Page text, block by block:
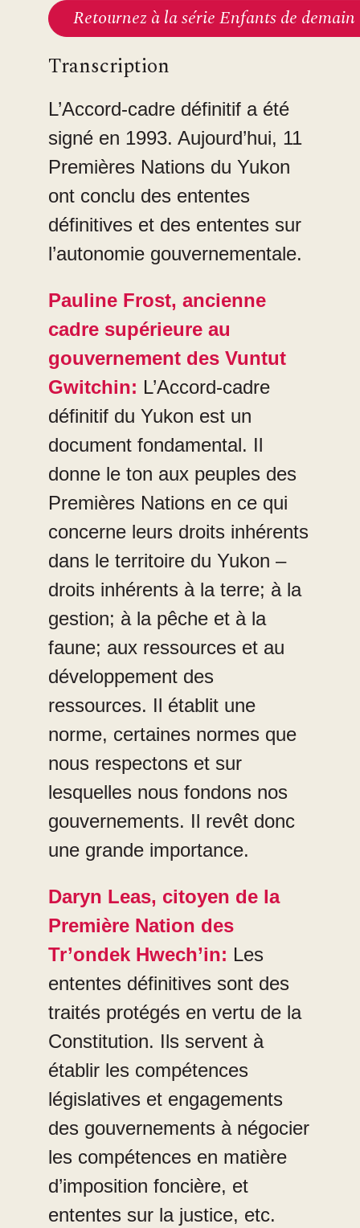
Retournez à la série Enfants de
Transcription
L’Accord-cadre définitif a été
signé en 1993. Aujourd’hui, 11
Premières Nations du Yukon
ont conclu des ententes
définitives et des ententes sur
l’autonomie gouvernementale.
Pauline Frost, ancienne
cadre supérieure au
gouvernement des Vuntut
Gwitchin: L’Accord-cadre
définitif du Yukon est un
document fondamental. Il
donne le ton aux peuples des
Premières Nations en ce qui
concerne leurs droits inhérents
dans le territoire du Yukon –
droits inhérents à la terre; à la
gestion; à la pêche et à la
faune; aux ressources et au
développement des
ressources. Il établit une
norme, certaines normes que
nous respectons et sur
lesquelles nous fondons nos
gouvernements. Il revêt donc
une grande importance.
Daryn Leas, citoyen de la
Première Nation des
Tr’ondek Hwech’in: Les
ententes définitives sont des
traités protégés en vertu de la
Constitution. Ils servent à
établir les compétences
législatives et engagements
des gouvernements à négocier
les compétences en matière
d’imposition foncière, et
ententes sur la justice, etc.